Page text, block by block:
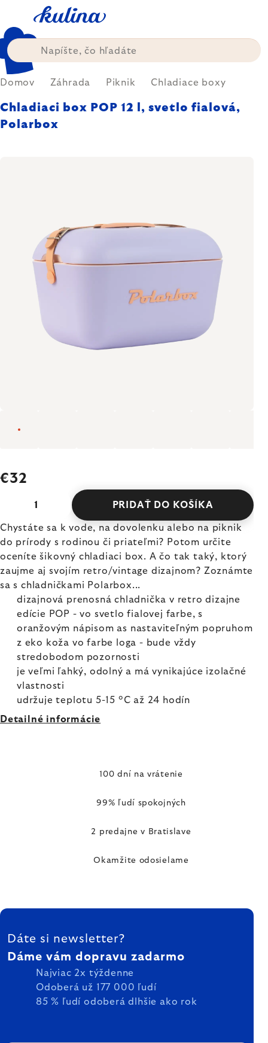
obsah
Domov Záhrada Piknik Chladiace boxy
Chladiaci box POP 12 l, svetlo fialová,
Polarbox
€32
PRIDAŤ DO KOŠÍKA
Chystáte sa k vode, na dovolenku alebo na piknik
do prírody s rodinou či priateľmi? Potom určite
oceníte šikovný chladiaci box. A čo tak taký, ktorý
zaujme aj svojím retro/vintage dizajnom? Zoznámte
sa s chladničkami Polarbox...
dizajnová prenosná chladnička v retro dizajne
edície POP - vo svetlo fialovej farbe, s
oranžovým nápisom as nastaviteľným popruhom
z eko koža vo farbe loga - bude vždy
stredobodom pozornosti
je veľmi ľahký, odolný a má vynikajúce izolačné
vlastnosti
udržuje teplotu 5-15 °C až 24 hodín
Detailné informácie
100 dní na vrátenie
99% ľudí spokojných
2 predajne v Bratislave
Okamžite odosielame
ZÁPÄTIE
Dáte si newsletter?
Dáme vám dopravu zadarmo
Najviac 2x týždenne
Odoberá už 177 000 ľudí
85 % ľudí odoberá dlhšie ako rok